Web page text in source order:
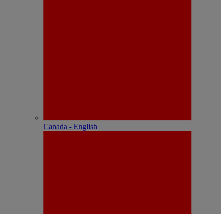
Canada - English